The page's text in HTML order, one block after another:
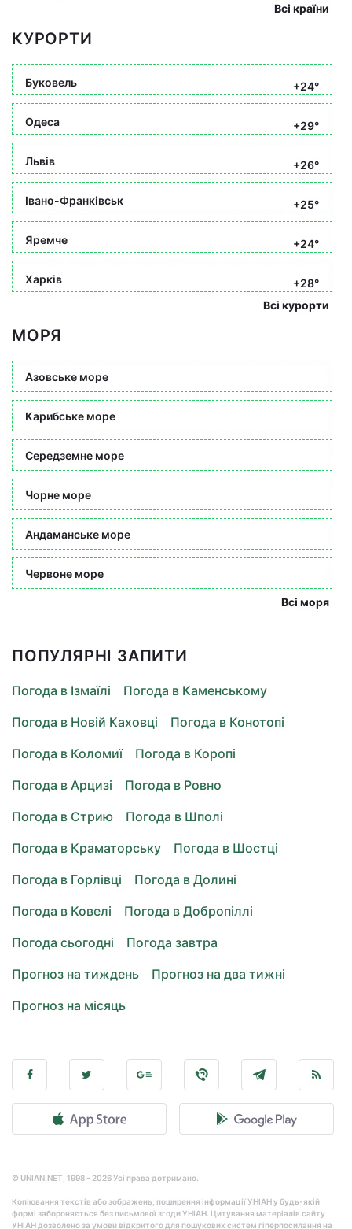
Всі країни
КУРОРТИ
Буковель +24°
Одеса +29°
Львів +26°
Івано-Франківськ +25°
Яремче +24°
Харків
+28°
Всі курорти
МОРЯ
Азовське море
Карибське море
Середземне море
Чорне море
Андаманське море
Червоне море
Всі моря
ПОПУЛЯРНІ ЗАПИТИ
Погода в Ізмаїлі
Погода в Каменському
Погода в Новій Каховці
Погода в Конотопі
Погода в Коломиї
Погода в Коропі
Погода в Арцизі
Погода в Ровно
Погода в Стрию
Погода в Шполі
Погода в Краматорську
Погода в Шостці
Погода в Горлівці
Погода в Долині
Погода в Ковелі
Погода в Добропіллі
Погода сьогодні
Погода завтра
Прогноз на тиждень
Прогноз на два тижні
Прогноз на місяць
© UNIAN.NET, 1998 - 2026 Усі права дотримано.
Копіювання текстів або зображень, поширення інформації УНІАН у будь-якій
формі забороняється без письмової згоди УНІАН. Цитування матеріалів сайту
УНІАН дозволено за умови відкритого для пошукових систем гіперпосилання на